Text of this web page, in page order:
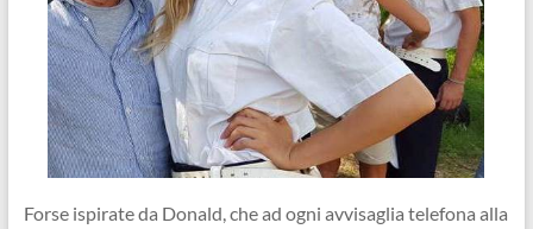
Forse ispirate da Donald, che ad ogni avvisaglia telefona alla